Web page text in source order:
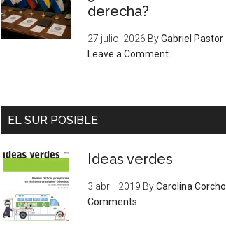
derecha?
27 julio, 2026 ByGabriel Pastor
Leave a Comment
EL SUR POSIBLE
Ideas verdes
3 abril, 2019 ByCarolina Corcho
Comments